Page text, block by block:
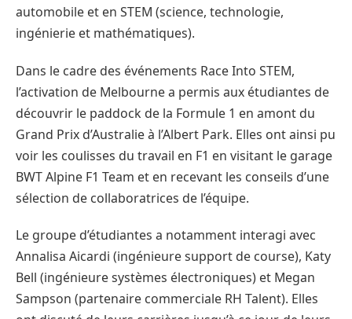
automobile et en STEM (science, technologie,
ingénierie et mathématiques).
Dans le cadre des événements Race Into STEM,
l’activation de Melbourne a permis aux étudiantes de
découvrir le paddock de la Formule 1 en amont du
Grand Prix d’Australie à l’Albert Park. Elles ont ainsi pu
voir les coulisses du travail en F1 en visitant le garage
BWT Alpine F1 Team et en recevant les conseils d’une
sélection de collaboratrices de l’équipe.
Le groupe d’étudiantes a notamment interagi avec
Annalisa Aicardi (ingénieure support de course), Katy
Bell (ingénieure systèmes électroniques) et Megan
Sampson (partenaire commerciale RH Talent). Elles